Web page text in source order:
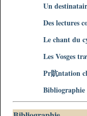
Un
Des lectures
Le chant du
Les Vosges
Pr貥ntation
Bibliographie